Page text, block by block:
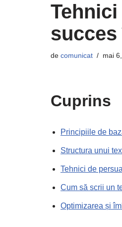
succes
de comunicat mai
Cuprins
Principiile de
Structura unui
Tehnici de
Cum să scrii un
Optimizarea și